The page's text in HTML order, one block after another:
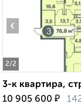
2/2
‹
3-к квартира,
10 905 600 ₽